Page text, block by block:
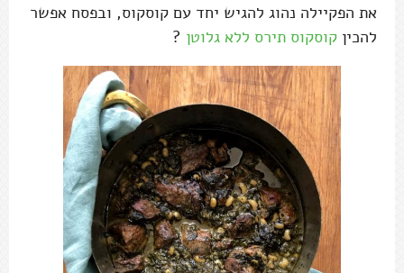
את הפקיילה נהוג להגיש יחד עם קוסקוס, ובפסח אפשר
להכין קוסקוס תירס ללא גלוטן ?